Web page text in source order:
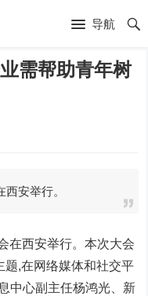
导航
需帮助青年树
安举行。
西安举行。本次大会
题,在网络媒体和社交平
中心副主任杨鸿光、新